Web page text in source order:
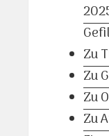
Zu
Zu
Zu
Zu